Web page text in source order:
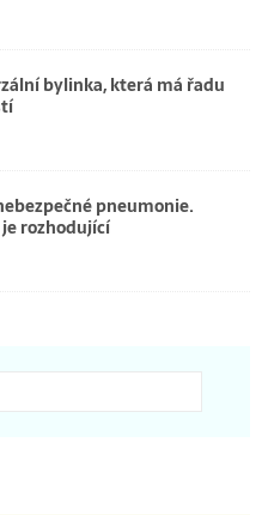
bylinka, která má řadu
pneumonie.
rozhodující